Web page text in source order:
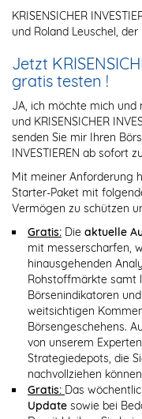
KRISENSICHER
und Roland Leuschel,
Jetzt
gratis testen !
JA, ich möchte mich
und KRISENSICHER
senden Sie mir Ihren
INVESTIEREN ab sofort
Mit meiner Anforderung
Starter-Paket mit
Vermögen zu schützen
Gratis: Die aktuelle
mit messerscharfen,
hinausgehenden
Rohstoffmärkte samt
Börsenindikatoren
weitsichtigen
Börsengeschehens.
von unserem
Strategiedepots, die
nachvollziehen
Gratis: Das
Update sowie bei